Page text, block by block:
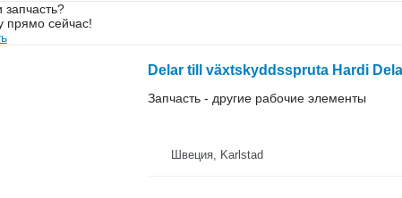
прямо сейчас!
Запчасть - другие рабочие элементы
Швеция, Karlstad